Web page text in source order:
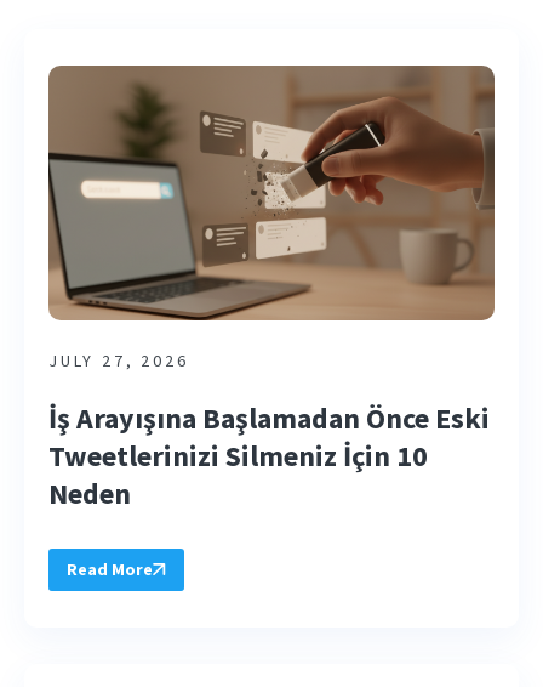
JULY 27, 2026
İş Arayışına Başlamadan Önce Eski
Tweetlerinizi Silmeniz İçin 10
Neden
Read More